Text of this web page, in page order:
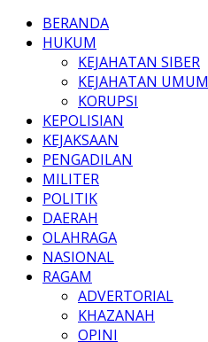
BERANDA
HUKUM
KEJAHATAN SIBER
KEJAHATAN UMUM
KORUPSI
KEPOLISIAN
KEJAKSAAN
PENGADILAN
MILITER
POLITIK
DAERAH
OLAHRAGA
NASIONAL
RAGAM
ADVERTORIAL
KHAZANAH
OPINI